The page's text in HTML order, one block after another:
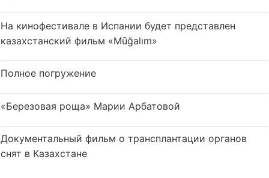
На кинофестивале в Испании будет представлен
казахстанский фильм «Mūğalım»
Полное погружение
«Березовая роща» Марии Арбатовой
Документальный фильм о трансплантации органов
снят в Казахстане